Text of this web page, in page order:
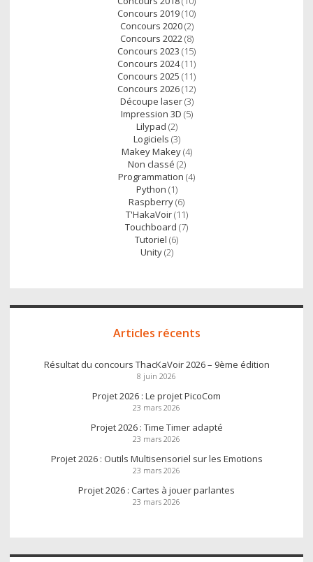
Concours 2019(10)
Concours 2020(2)
Concours 2022(8)
Concours 2023 (15)
Concours 2024(11)
Concours 2025 (11)
Concours 2026(12)
Découpe laser(3)
Impression 3D (5)
Lilypad (2)
Logiciels (3)
Makey Makey(4)
Non classé (2)
Programmation (4)
Python (1)
Raspberry(6)
T'HakaVoir(11)
Touchboard (7)
Tutoriel (6)
Unity(2)
Articles récents
Résultat du concours ThacKaVoir 2026 – 9ème édition
8 juin 2026
Projet 2026 : Le projet PicoCom
23 mars 2026
Projet 2026 : Time Timer adapté
23 mars 2026
Projet 2026 : Outils Multisensoriel sur les Emotions
23 mars 2026
Projet 2026 : Cartes à jouer parlantes
23 mars 2026